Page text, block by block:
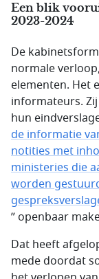
Een blik
2023-2024
De
normale
elementen. Het
informateurs.
hun
de informatie
notities met
ministeries die
worden
” openbaar
Dat heeft
mede doordat